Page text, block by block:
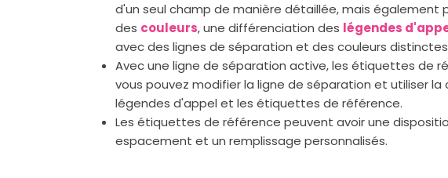
d'un seul champ de manière détaillée, mais également
des couleurs, une différenciation des légendes
avec des lignes de séparation et des couleurs
Avec une ligne de séparation active, les étiquettes de
vous pouvez modifier la ligne de séparation et utiliser la
légendes d'appel et les étiquettes de référence.
Les étiquettes de référence peuvent avoir une
espacement et un remplissage personnalisés.